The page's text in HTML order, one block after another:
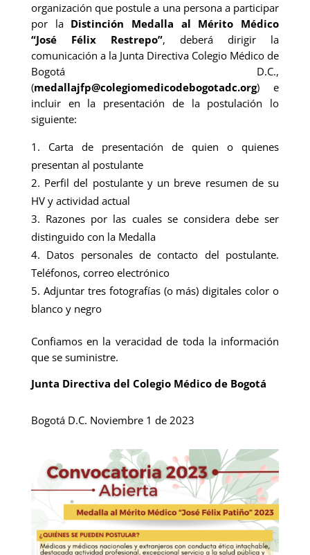
organización que postule a una persona a participar
por la Distinción Medalla al Mérito Médico
“José Félix Restrepo”, deberá dirigir la
comunicación a la Junta Directiva Colegio Médico de
Bogotá D.C.,
(medallajfp@colegiomedicodebogotadc.org) e
incluir en la presentación de la postulación lo
siguiente:
Carta de presentación de quien o quienes
presentan al postulante
Perfil del postulante y un breve resumen de su
HV y actividad actual
Razones por las cuales se considera debe ser
distinguido con la Medalla
Datos personales de contacto del postulante.
Teléfonos, correo electrónico
Adjuntar tres fotografías (o más) digitales color o
blanco y negro
Confiamos en la veracidad de toda la información
que se suministre.
Junta Directiva del Colegio Médico de Bogotá
Bogotá D.C. Noviembre 1 de 2023